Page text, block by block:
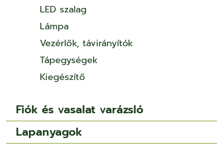
LED szalag
Lámpa
Vezérlők, távirányítók
Tápegységek
Kiegészítő
Fiók és vasalat varázsló
Lapanyagok